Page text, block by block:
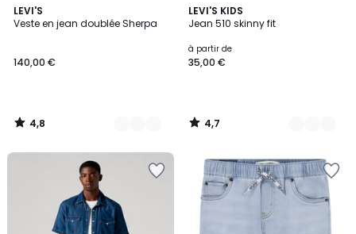
LEVI'S
Veste en jean doublée Sherpa
140,00 €
4,8
/ 5
3
Couleurs
4,8
/
LEVI'S KIDS
Jean 510 skinny fit
à partir de
35,00 €
4,7
/ 5
3
Couleurs
4,7
/